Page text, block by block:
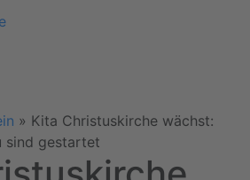
» Kita Christuskirche wächst:
sind gestartet